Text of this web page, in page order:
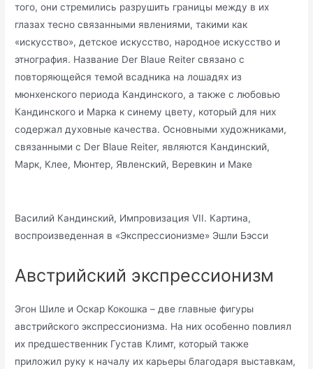
того, они стремились разрушить границы между в их
глазах тесно связанными явлениями, такими как
«искусство», детское искусство, народное искусство и
этнография. Название Der Blaue Reiter связано с
повторяющейся темой всадника на лошадях из
мюнхенского периода Кандинского, а также с любовью
Кандинского и Марка к синему цвету, который для них
содержал духовные качества. Основными художниками,
связанными с Der Blaue Reiter, являются Кандинский,
Марк, Клее, Мюнтер, Явленский, Веревкин и Маке
Василий Кандинский, Импровизация VII. Картина,
воспроизведенная в «Экспрессионизме» Эшли Бэсси
Австрийский экспрессионизм
Эгон Шиле и Оскар Кокошка – две главные фигуры
австрийского экспрессионизма. На них особенно повлиял
их предшественник Густав Климт, который также
приложил руку к началу их карьеры благодаря выставкам,